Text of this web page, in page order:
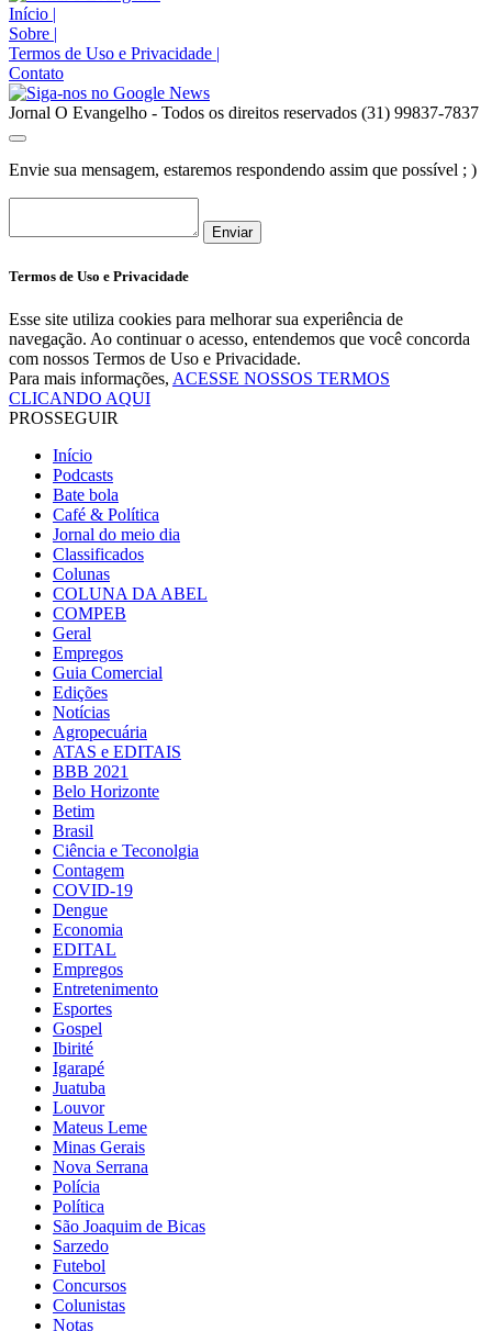
Início |
Sobre |
Termos de Uso e Privacidade |
Contato
Jornal O Evangelho - Todos os direitos reservados (31) 99837-7837
Envie sua mensagem, estaremos respondendo assim que possível ; )
Enviar
Termos de Uso e Privacidade
Esse site utiliza cookies para melhorar sua experiência de
navegação. Ao continuar o acesso, entendemos que você concorda
com nossos Termos de Uso e Privacidade.
Para mais informações, ACESSE NOSSOS TERMOS
CLICANDO AQUI
PROSSEGUIR
Início
Podcasts
Bate bola
Café & Política
Jornal do meio dia
Classificados
Colunas
COLUNA DA ABEL
COMPEB
Geral
Empregos
Guia Comercial
Edições
Notícias
Agropecuária
ATAS e EDITAIS
BBB 2021
Belo Horizonte
Betim
Brasil
Ciência e Teconolgia
Contagem
COVID-19
Dengue
Economia
EDITAL
Empregos
Entretenimento
Esportes
Gospel
Ibirité
Igarapé
Juatuba
Louvor
Mateus Leme
Minas Gerais
Nova Serrana
Polícia
Política
São Joaquim de Bicas
Sarzedo
Futebol
Concursos
Colunistas
Notas